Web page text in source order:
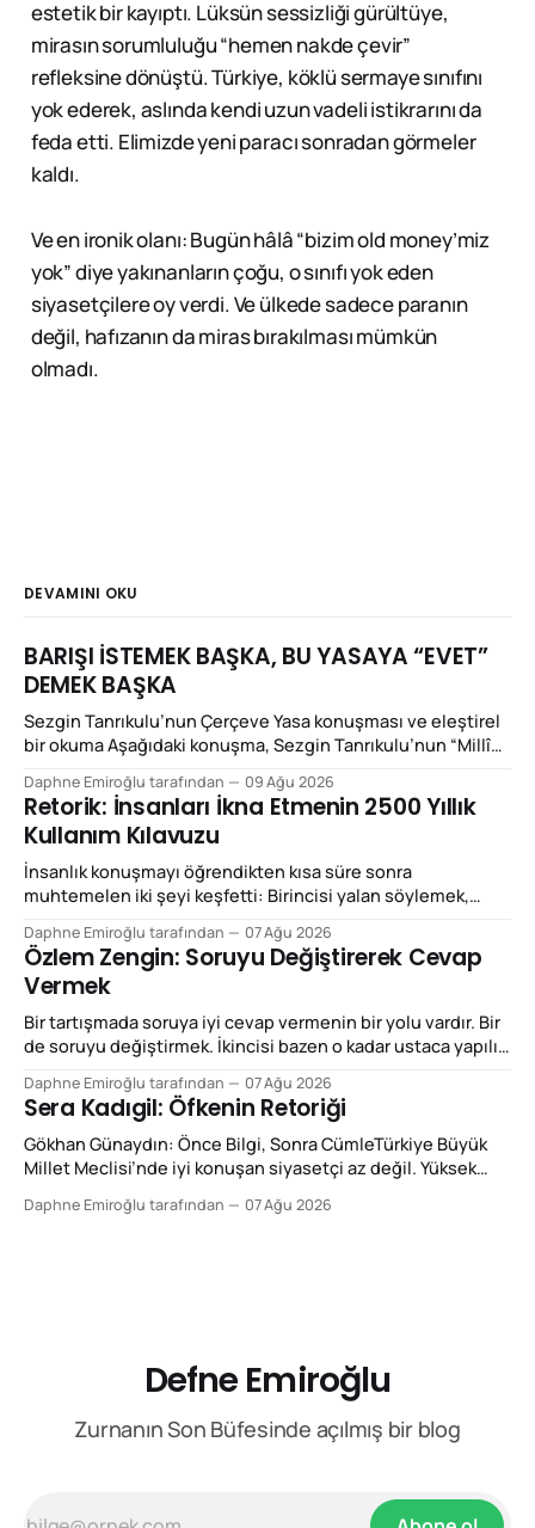
estetik bir kayıptı. Lüksün sessizliği gürültüye,
mirasın sorumluluğu “hemen nakde çevir”
refleksine dönüştü. Türkiye, köklü sermaye sınıfını
yok ederek, aslında kendi uzun vadeli istikrarını da
feda etti. Elimizde yeni paracı sonradan görmeler
kaldı.
Ve en ironik olanı: Bugün hâlâ “bizim old money’miz
yok” diye yakınanların çoğu, o sınıfı yok eden
siyasetçilere oy verdi. Ve ülkede sadece paranın
değil, hafızanın da miras bırakılması mümkün
olmadı.
DEVAMINI OKU
BARIŞI İSTEMEK BAŞKA, BU YASAYA “EVET”
DEMEK BAŞKA
Sezgin Tanrıkulu’nun Çerçeve Yasa konuşması ve eleştirel
bir okuma Aşağıdaki konuşma, Sezgin Tanrıkulu’nun “Millî
Güçlendirilmesine Dair Kanun Teklifi”ne ilişkin yaptığı
konuşmadır: SEZGİN TANRIKULU’NUN KONUŞMASI “Bugün
önümüzde bulunan teklif, büyük acılara sebebiyet vermiş
yarım asırlık bir çatışma döneminin mutlak biçimde
sonlandırılmasına kapıyı aralaması
Daphne Emiroğlu tarafından 09 Ağu 2026
Retorik: İnsanları İkna Etmenin 2500 Yıllık
Kullanım Kılavuzu
İnsanlık konuşmayı öğrendikten kısa süre sonra
muhtemelen iki şeyi keşfetti: Birincisi yalan söylemek,
Neyse ki aradan birkaç bin yıl geçince Yunanlar meseleyi
biraz sistematik hâle getirip adına retorik dediler. Bugün
“retorik” kelimesini çoğunlukla küçümseyici biçimde
kullanıyoruz. “Bunlar retorik”, “retorikten başka bir şey
Daphne Emiroğlu tarafından 07 Ağu 2026
Özlem Zengin: Soruyu Değiştirerek Cevap
Vermek
Bir tartışmada soruya iyi cevap vermenin bir yolu vardır. Bir
de soruyu değiştirmek. İkincisi bazen o kadar ustaca yapılır
konuşmalarını izlerken dikkatimi çeken temel retorik özellik
bu: Önüne konulan tartışmanın çerçevesini kabul etmek
yerine sık sık o çerçeveyi değiştiriyor. Bu,
retorikte reframing,
Daphne Emiroğlu tarafından 07 Ağu 2026
Sera Kadıgil: Öfkenin Retoriği
Gökhan Günaydın: Önce Bilgi, Sonra CümleTürkiye Büyük
Millet Meclisi’nde iyi konuşan siyasetçi az değil. Yüksek
Şimdi size Gökhan Günaydın Fan Club’tan yazıyorum. Bir
Daphne Emiroğlu tarafından 07 Ağu 2026
Defne Emiroğlu
Zurnanın Son Büfesinde açılmış bir blog